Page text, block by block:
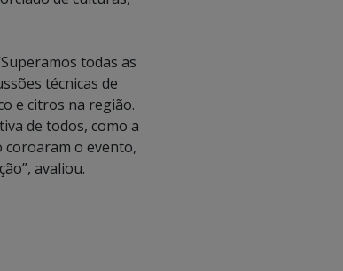
todas as
técnicas de
e citros na região.
de todos, como a
coroaram o evento,
avaliou.